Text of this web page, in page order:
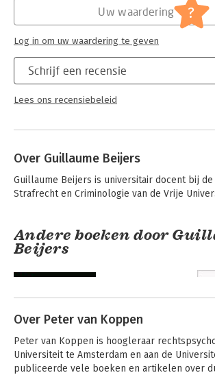
Strafrecht – Delicten
Serie:
Gerede twijfel
Schrijf een recensie
Lees ons recensiebeleid
Uw waardering ?
Log in om uw waardering te geven
Over Guillaume Beijers
Guillaume Beijers is universitair docent bij
Strafrecht en Criminologie van de Vrije
Andere boeken door
Beijers
Over Peter van Koppen
Peter van Koppen is hoogleraar
Universiteit te Amsterdam en aan de
publiceerde vele boeken en artikelen over